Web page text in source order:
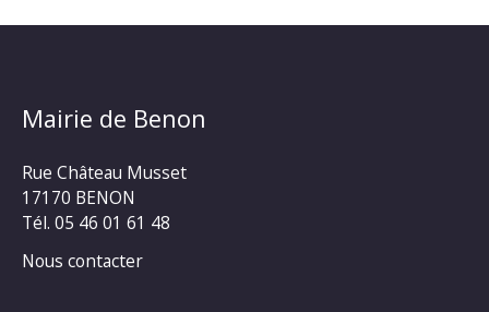
Mairie de Benon
Rue Château Musset
17170 BENON
Tél. 05 46 01 61 48
Nous contacter